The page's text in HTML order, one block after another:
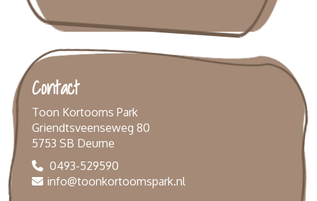
Contact
Toon Kortooms Park
Griendtsveenseweg 80
5753 SB Deurne
0493-529590
info@toonkortoomspark.nl